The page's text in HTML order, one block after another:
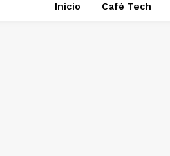
Inicio Café Tech